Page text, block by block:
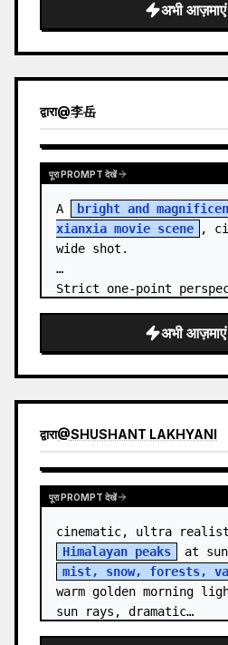
अभी आज़माएं
द्वारा@李岳
पूरा PROMPT देखें
A
bright and
xianxia movie scene
,
wide shot.
Strict one-point
golden jade, passing
clouds from the bottom…
अभी आज़माएं
द्वारा@SHUSHANT LAKHYANI
पूरा PROMPT देखें
Himalayan peaks
mist, snow, forests,
warm golden morning
sun rays, dramatic…